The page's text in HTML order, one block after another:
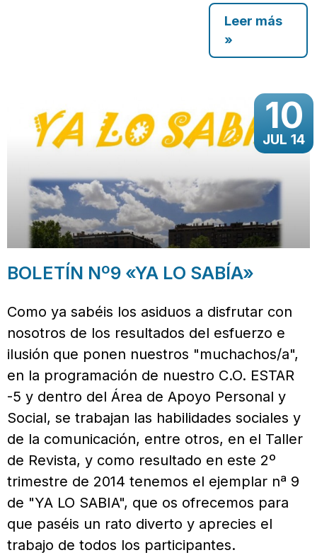
Leer más
»
10
JUL 14
BOLETÍN Nº9 «YA LO SABÍA»
Como ya sabéis los asiduos a disfrutar con
nosotros de los resultados del esfuerzo e
ilusión que ponen nuestros "muchachos/a",
en la programación de nuestro C.O. ESTAR
-5 y dentro del Área de Apoyo Personal y
Social, se trabajan las habilidades sociales y
de la comunicación, entre otros, en el Taller
de Revista, y como resultado en este 2º
trimestre de 2014 tenemos el ejemplar nª 9
de "YA LO SABIA", que os ofrecemos para
que paséis un rato diverto y aprecies el
trabajo de todos los participantes.